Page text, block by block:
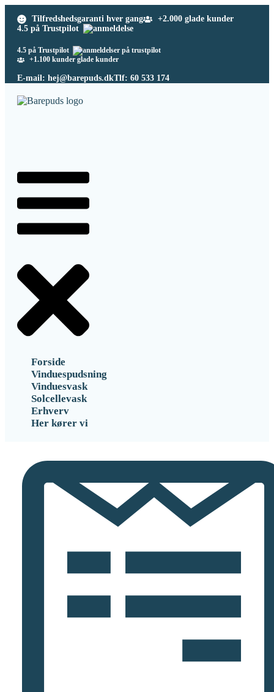
Tilfredshedsgaranti hver gang
+2.000 glade kunder
4.5 på Trustpilot
4.5 på Trustpilot
+1.100 kunder glade kunder
E-mail: hej@barepuds.dkTlf: 60 533 174
Forside
Vinduespudsning
Vinduesvask
Solcellevask
Erhverv
Her kører vi